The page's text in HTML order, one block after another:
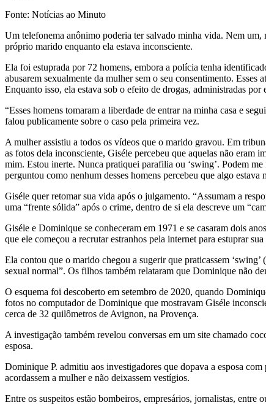
Fonte: Notícias ao Minuto
Um telefonema anônimo poderia ter salvado minha vida. Nem um,
próprio marido enquanto ela estava inconsciente.
Ela foi estuprada por 72 homens, embora a polícia tenha
abusarem sexualmente da mulher sem o seu consentimento.
Enquanto isso, ela estava sob o efeito de drogas, administradas por
“Esses homens tomaram a liberdade de entrar na minha casa e
falou publicamente sobre o caso pela primeira vez.
A mulher assistiu a todos os vídeos que o marido gravou. Em
as fotos dela inconsciente, Giséle percebeu que aquelas não eram
mim. Estou inerte. Nunca pratiquei parafilia ou ‘swing’. Podem
perguntou como nenhum desses homens percebeu que algo estava
Giséle quer retomar sua vida após o julgamento. “Assumam a
uma “frente sólida” após o crime, dentro de si ela descreve um
Giséle e Dominique se conheceram em 1971 e se casaram dois
que ele começou a recrutar estranhos pela internet para estuprar
Ela contou que o marido chegou a sugerir que praticassem
sexual normal”. Os filhos também relataram que Dominique não
O esquema foi descoberto em setembro de 2020, quando
fotos no computador de Dominique que mostravam Giséle
cerca de 32 quilômetros de Avignon, na Provença.
A investigação também revelou conversas em um site chamado
esposa.
Dominique P. admitiu aos investigadores que dopava a esposa
acordassem a mulher e não deixassem vestígios.
Entre os suspeitos estão bombeiros, empresários, jornalistas, entre